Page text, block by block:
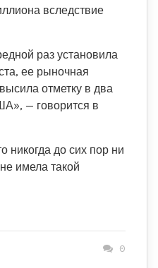
вследствие
раз установила
ее рыночная
отметку в два
— говорится в
никогда до сих пор ни
имела такой
0